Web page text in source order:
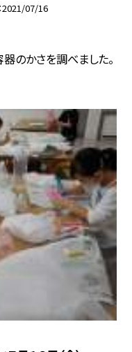
2021/07/16
のかさを調べました。